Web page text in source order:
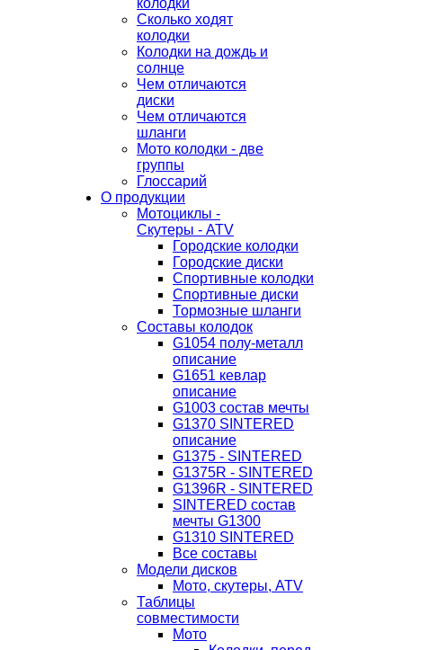
Сколько ходят
колодки
Колодки на дождь и
солнце
Чем отличаются
диски
Чем отличаются
шланги
Мото колодки - две
группы
Глоссарий
О продукции
Мотоциклы -
Скутеры - ATV
Городские колодки
Городские диски
Спортивные колодки
Спортивные диски
Тормозные шланги
Составы колодок
G1054 полу-металл
описание
G1651 кевлар
описание
G1003 состав мечты
G1370 SINTERED
описание
G1375 - SINTERED
G1375R - SINTERED
G1396R - SINTERED
SINTERED состав
мечты G1300
G1310 SINTERED
Все составы
Модели дисков
Мото, скутеры, ATV
Таблицы
совместимости
Мото